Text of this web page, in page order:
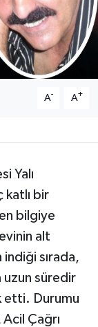
A- A+
Yalı
katlı bir
bilgiye
alt
indiği sırada,
uzun süredir
etti. Durumu
Çağrı